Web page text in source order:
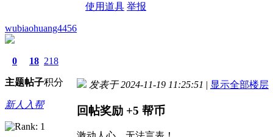
使用道具 举报
wubiaohuang4456
0
主题
18
帖子
218
积分
新人入帮
发表于 2024-11-19 11:25:51 | 显示全部楼层
回帖奖励 +5 帮币